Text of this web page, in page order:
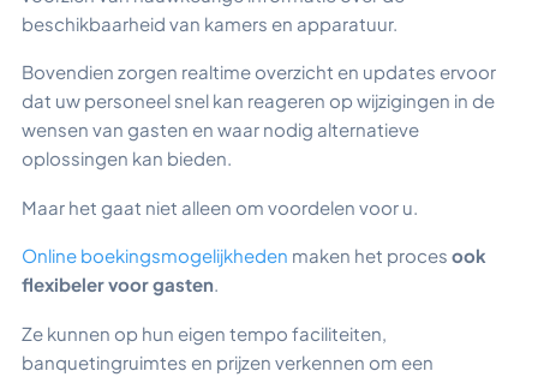
beschikbaarheid van kamers en apparatuur.
Bovendien zorgen realtime overzicht en updates ervoor
dat uw personeel snel kan reageren op wijzigingen in de
wensen van gasten en waar nodig alternatieve
oplossingen kan bieden.
Maar het gaat niet alleen om voordelen voor u.
Online boekingsmogelijkheden maken het proces ook
flexibeler voor gasten.
Ze kunnen op hun eigen tempo faciliteiten,
banquetingruimtes en prijzen verkennen om een